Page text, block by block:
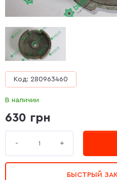
Код: 280963460
В наличии
630 грн
- +
БЫСТРЫЙ